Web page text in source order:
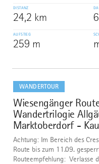
DISTANZ
24,2 km
AUFSTIEG
259 m
WANDERTOUR
8
Wiesengänger
Wandertrilogie
Marktoberdorf -
Achtung: Im Bereich des
Route bis zum 11.09.
Routeempfehlung: Verlasse
dazu